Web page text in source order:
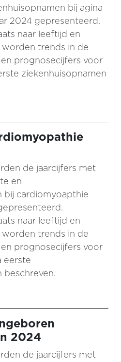
bij agina
2024 gepresenteerd.
naar leeftijd en
worden trends in de
prognosecijfers voor
ziekenhuisopnamen
de jaarcijfers met
en
bij cardiomyoapthie
naar leeftijd en
worden trends in de
prognosecijfers voor
eerste
beschreven.
2024
de jaarcijfers met